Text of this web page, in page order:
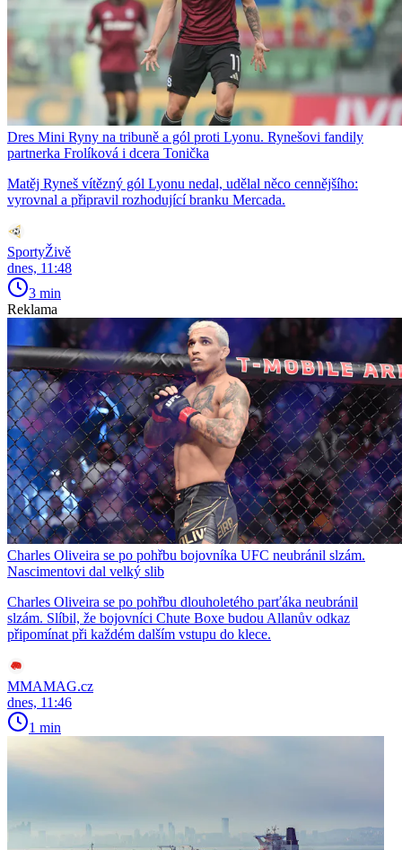
Dres Mini Ryny na tribuně a gól proti Lyonu. Rynešovi fandily
partnerka Frolíková i dcera Tonička
Matěj Ryneš vítězný gól Lyonu nedal, udělal něco cennějšího:
vyrovnal a připravil rozhodující branku Mercada.
SportyŽivě
dnes, 11:48
3 min
Reklama
Charles Oliveira se po pohřbu bojovníka UFC neubránil slzám.
Nascimentovi dal velký slib
Charles Oliveira se po pohřbu dlouholetého parťáka neubránil
slzám. Slíbil, že bojovníci Chute Boxe budou Allanův odkaz
připomínat při každém dalším vstupu do klece.
MMAMAG.cz
dnes, 11:46
1 min